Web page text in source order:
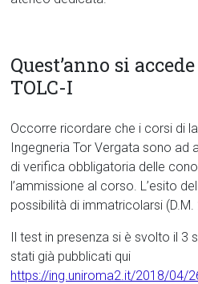
Quest’anno si
TOLC-I
Occorre ricordare che i corsi di
Ingegneria Tor Vergata sono
di verifica obbligatoria delle
l’ammissione al corso. L’esito
possibilità di immatricolarsi
Il test in presenza si è svolto il 3
stati già pubblicati qui
https://ing.uniroma2.it/2018/04/